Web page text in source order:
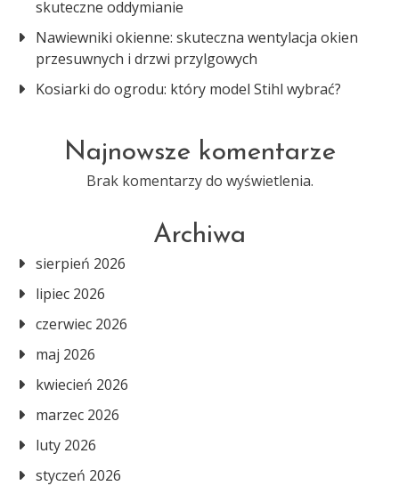
skuteczne oddymianie
Nawiewniki okienne: skuteczna wentylacja okien
przesuwnych i drzwi przylgowych
Kosiarki do ogrodu: który model Stihl wybrać?
Najnowsze komentarze
Brak komentarzy do wyświetlenia.
Archiwa
sierpień 2026
lipiec 2026
czerwiec 2026
maj 2026
kwiecień 2026
marzec 2026
luty 2026
styczeń 2026